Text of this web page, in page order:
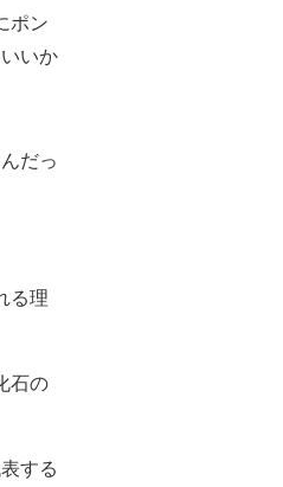
ポン
いか
だっ
る理
石の
する